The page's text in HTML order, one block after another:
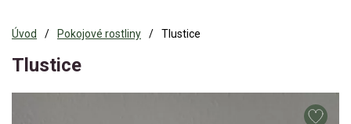
Úvod Pokojové rostliny Tlustice
Tlustice